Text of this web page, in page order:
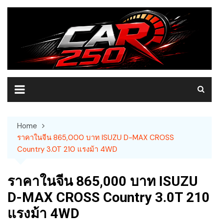
Skip
Home
ราคาในจีน 865,000 บาท ISUZU D-MAX CROSS
Country 3.0T 210 แรงม้า 4WD
ราคาในจีน 865,000 บาท ISUZU
D-MAX CROSS Country 3.0T 210
แรงม้า 4WD